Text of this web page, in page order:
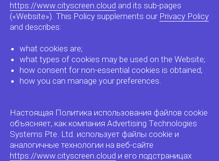
https://www.cityscreen.cloud and its sub-pages
(«Website»). This Policy supplements our Privacy Policy
and describes:
what cookies are;
what types of cookies may be used on the Website;
how consent for non-essential cookies is obtained;
how you can manage your preferences.
Настоящая Политика использования файлов cookie
объясняет, как компания Advertising Technologies
Systems Pte. Ltd. использует файлы cookie и
аналогичные технологии на веб-сайте
https://www.cityscreen.cloud и его подстраницах